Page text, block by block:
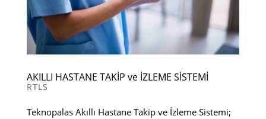
AKILLI HASTANE TAKİP ve İZLEME SİSTEMİ
RTLS
Teknopalas Akıllı Hastane Takip ve İzleme Sistemi;